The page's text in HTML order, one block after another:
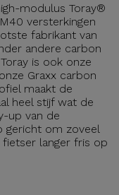
modulus Toray®
versterkingen
fabrikant van
andere carbon
is ook onze
Graxx carbon
maakt de
heel stijf wat de
up van de
gericht om zoveel
langer fris op